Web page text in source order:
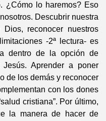
¿Cómo lo haremos? Eso
Descubrir nuestra
reconocer nuestros
-2ª lectura- es
dentro de la opción de
Aprender a poner
de los demás y reconocer
con los dones
cristiana”. Por último,
la manera de hacer de